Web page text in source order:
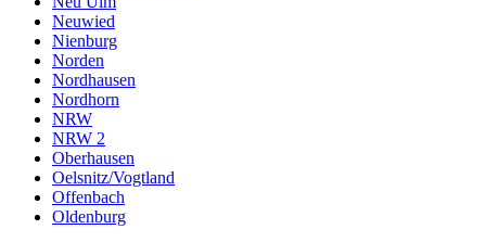
Neuwied
Nienburg
Norden
Nordhausen
Nordhorn
NRW
NRW 2
Oberhausen
Oelsnitz/Vogtland
Offenbach
Oldenburg